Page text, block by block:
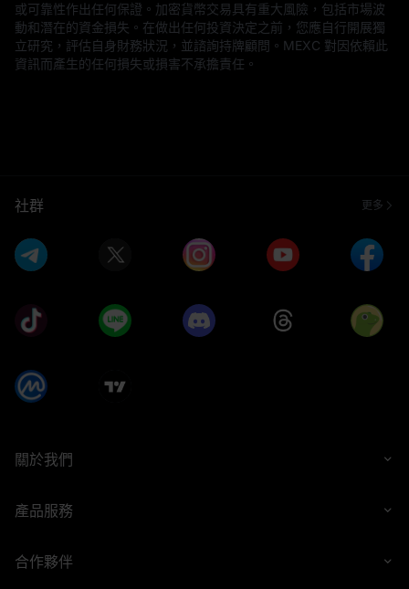
或可靠性作出任何保證。加密貨幣交易具有重大風險，包括市場波
動和潛在的資金損失。在做出任何投資決定之前，您應自行開展獨
立研究，評估自身財務狀況，並諮詢持牌顧問。MEXC 對因依賴此
資訊而產生的任何損失或損害不承擔責任。
社群 更多
關於我們
產品服務
合作夥伴